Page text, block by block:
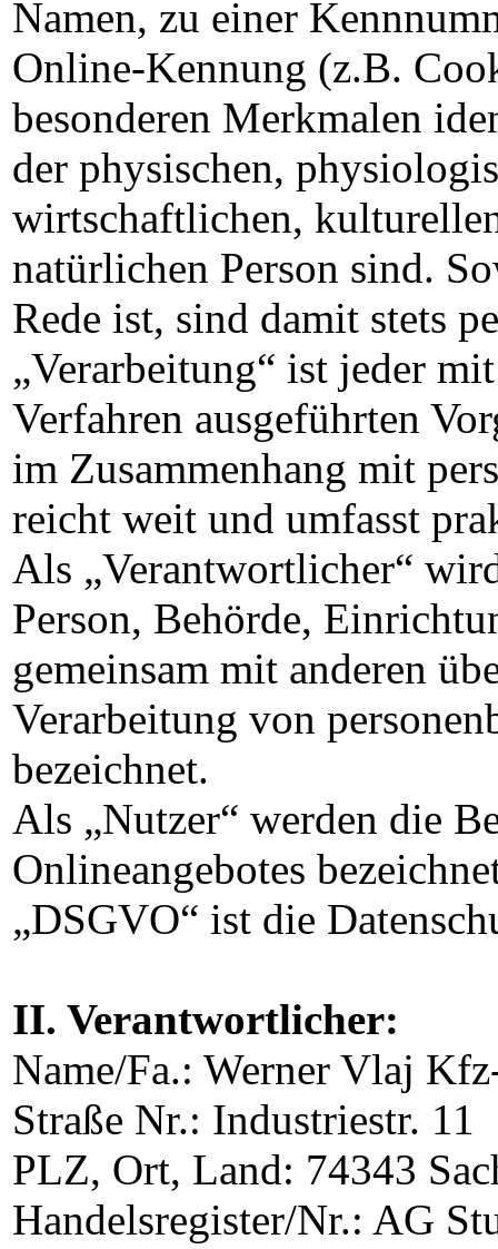
Namen, zu einer
Online-Kennung (z.B.
besonderen Merkmalen
der physischen,
wirtschaftlichen,
natürlichen Person sind.
Rede ist, sind damit stets
„Verarbeitung“ ist jeder
Verfahren ausgeführten
im Zusammenhang mit
reicht weit und umfasst
Als „Verantwortlicher“
Person, Behörde,
gemeinsam mit anderen
Verarbeitung von
bezeichnet.
Als „Nutzer“ werden die
Onlineangebotes
„DSGVO“ ist die
II. Verantwortlicher:
Name/Fa.: Werner Vlaj
Straße Nr.: Industriestr. 11
PLZ, Ort, Land: 74343
Handelsregister/Nr.: AG